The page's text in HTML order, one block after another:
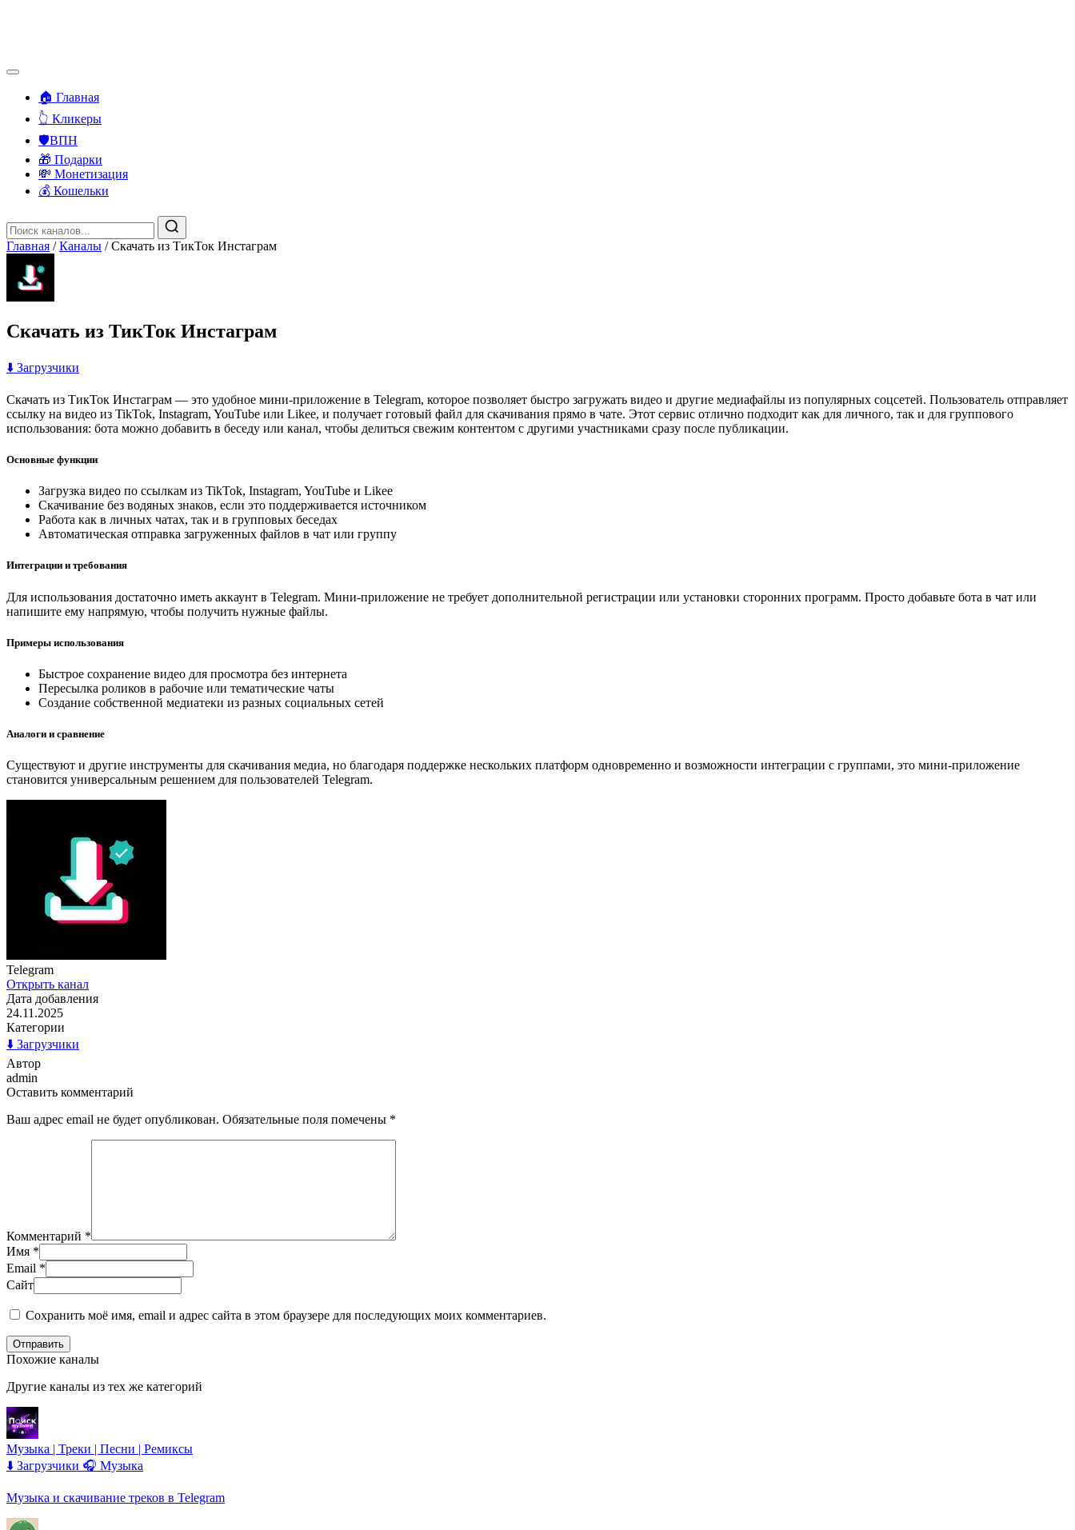
🏠 Главная
👆 Кликеры
🛡️ВПН
🎁 Подарки
💸 Монетизация
💰 Кошельки
Главная / Каналы / Скачать из ТикТок Инстаграм
Скачать из ТикТок Инстаграм
⬇️ Загрузчики
Скачать из ТикТок Инстаграм — это удобное мини-приложение в Telegram, которое позволяет быстро загружать видео и другие медиафайлы из популярных соцсетей. Пользователь отправляет
ссылку на видео из TikTok, Instagram, YouTube или Likee, и получает готовый файл для скачивания прямо в чате. Этот сервис отлично подходит как для личного, так и для группового
использования: бота можно добавить в беседу или канал, чтобы делиться свежим контентом с другими участниками сразу после публикации.
Основные функции
Загрузка видео по ссылкам из TikTok, Instagram, YouTube и Likee
Скачивание без водяных знаков, если это поддерживается источником
Работа как в личных чатах, так и в групповых беседах
Автоматическая отправка загруженных файлов в чат или группу
Интеграции и требования
Для использования достаточно иметь аккаунт в Telegram. Мини-приложение не требует дополнительной регистрации или установки сторонних программ. Просто добавьте бота в чат или
напишите ему напрямую, чтобы получить нужные файлы.
Примеры использования
Быстрое сохранение видео для просмотра без интернета
Пересылка роликов в рабочие или тематические чаты
Создание собственной медиатеки из разных социальных сетей
Аналоги и сравнение
Существуют и другие инструменты для скачивания медиа, но благодаря поддержке нескольких платформ одновременно и возможности интеграции с группами, это мини-приложение
становится универсальным решением для пользователей Telegram.
Telegram
Открыть канал
Дата добавления
24.11.2025
Категории
⬇️ Загрузчики
Автор
admin
Оставить комментарий
Ваш адрес email не будет опубликован. Обязательные поля помечены *
Комментарий *
Имя *
Email *
Сайт
Сохранить моё имя, email и адрес сайта в этом браузере для последующих моих комментариев.
Отправить
Похожие каналы
Другие каналы из тех же категорий
Музыка | Треки | Песни | Ремиксы
⬇️ Загрузчики 🎧 Музыка
Музыка и скачивание треков в Telegram